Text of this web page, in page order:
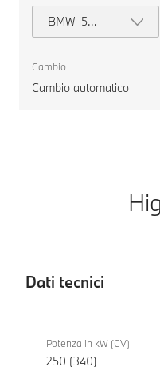
BMW i5
eDrive40
Cambio
Cambio automatico
Dati tecnici
tecnici
eDrive40
Touring
Potenza in kW (CV)
250 (340)